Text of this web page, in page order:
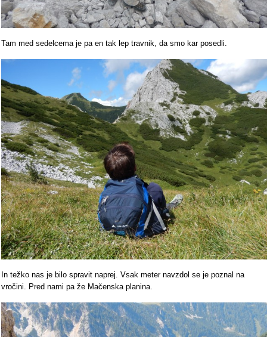
Tam med sedelcema je pa en tak lep travnik, da smo kar posedli.
In težko nas je bilo spravit naprej. Vsak meter navzdol se je poznal na
vročini. Pred nami pa že Mačenska planina.